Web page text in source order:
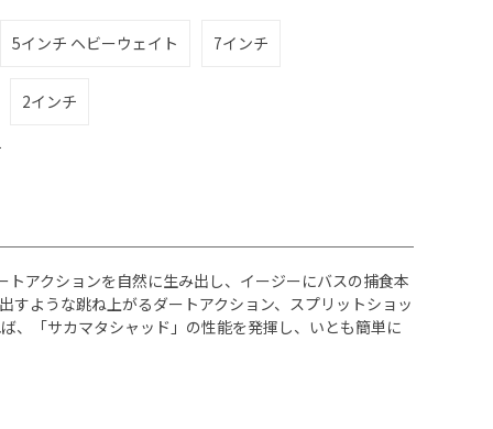
5インチ ヘビーウェイト 7インチ
2インチ
アクションを自然に生み出し、イージーにバスの捕食本
ような跳ね上がるダートアクション、スプリットショッ
、「サカマタシャッド」の性能を発揮し、いとも簡単に